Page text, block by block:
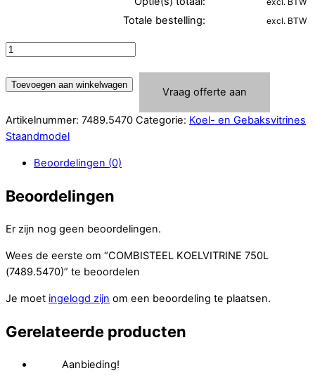
Totale bestelling: excl. BTW
COMBISTEEL
750L
aantal
Toevoegen aan winkelwagen
Vraag offerte aan
Artikelnummer: 7489.5470 Categorie: Koel- en Gebaksvitrines
Staandmodel
Beoordelingen (0)
Beoordelingen
Er zijn nog geen beoordelingen.
Wees de eerste om “COMBISTEEL KOELVITRINE 750L
(7489.5470)” te beoordelen
Je moet ingelogd zijn om een beoordeling te plaatsen.
Gerelateerde producten
Aanbieding!